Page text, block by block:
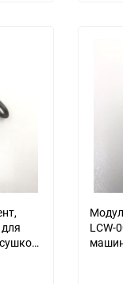
LCW-